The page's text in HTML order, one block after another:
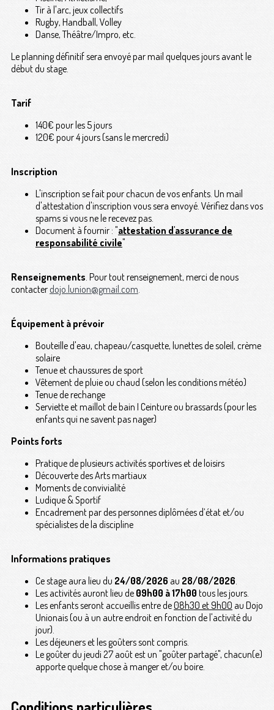
Tir à l'arc, jeux collectifs
Rugby, Handball, Volley
Danse, Théâtre/Impro, etc.
Le planning définitif sera envoyé par mail quelques jours avant le
début du stage.
Tarif
140€ pour les 5 jours
120€ pour 4 jours (sans le mercredi)
Inscription
L'inscription se fait pour chacun de vos enfants. Un mail
d'attestation d'inscription vous sera envoyé. Vérifiez dans vos
spams si vous ne le recevez pas.
Document à fournir : "attestation d'assurance de
responsabilité civile"
Renseignements. Pour tout renseignement, merci de nous
contacter dojo.lunion@gmail.com.
Équipement à prévoir
Bouteille d'eau, chapeau/casquette, lunettes de soleil, crème
solaire
Tenue et chaussures de sport
Vêtement de pluie ou chaud (selon les conditions météo)
Tenue de rechange
Serviette et maillot de bain I Ceinture ou brassards (pour les
enfants qui ne savent pas nager)
Points forts
Pratique de plusieurs activités sportives et de loisirs
Découverte des Arts martiaux
Moments de convivialité
Ludique & Sportif
Encadrement par des personnes diplômées d’état et/ou
spécialistes de la discipline
Informations pratiques
Ce stage aura lieu du 24/08/2026 au 28/08/2026.
Les activités auront lieu de 09h00 à 17h00 tous les jours.
Les enfants seront accueillis entre de08h30 et 9h00 au Dojo
Unionais (ou à un autre endroit en fonction de l'activité du
jour).
Les déjeuners et les goûters sont compris.
Le goûter du jeudi 27 août est un "goûter partagé", chacun(e)
apporte quelque chose à manger et/ou boire.